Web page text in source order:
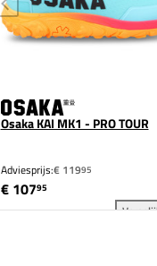
Osaka KAI MK1 - PRO TOUR
Adviesprijs:€ 11995
€ 10795